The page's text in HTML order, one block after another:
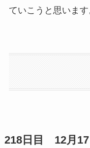
ていこうと思います
218日目 12月17